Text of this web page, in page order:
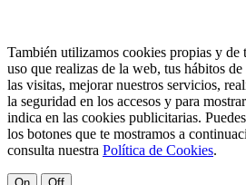
También utilizamos cookies propias y de
uso que realizas de la web, tus hábitos
las visitas, mejorar nuestros servicios,
la seguridad en los accesos y para
indica en las cookies publicitarias.
los botones que te mostramos a
consulta nuestra Política de Cookies.